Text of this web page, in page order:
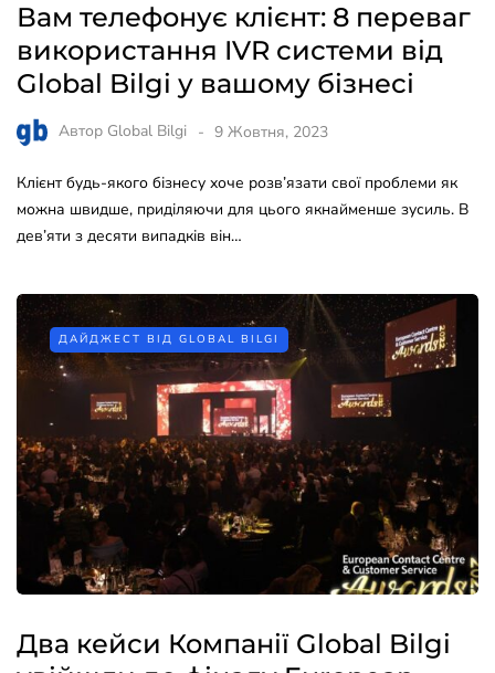
Вам телефонує клієнт: 8 переваг
використання IVR системи від
Global Bilgi у вашому бізнесі
Автор Global Bilgi 9 Жовтня, 2023
Клієнт будь-якого бізнесу хоче розв’язати свої проблеми як
можна швидше, приділяючи для цього якнайменше зусиль. В
дев’яти з десяти випадків він…
ДАЙДЖЕСТ ВІД GLOBAL BILGI
Два кейси Компанії Global Bilgi